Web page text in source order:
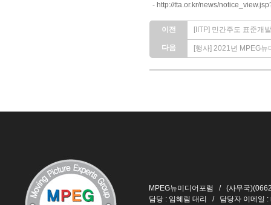
- http://tta.or.kr/news/
이전 [IITP] 민간주도 표준개
다음 [행사] 2021년 MPEG
MPEG뉴미디어포럼 / (사무국
담당 : 임혜림 대리 / 담당자 이메일 :